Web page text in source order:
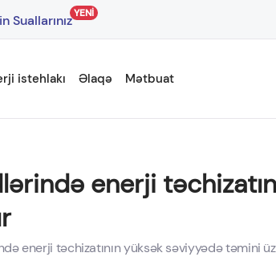
SuallarınızYENİ
istehlakı Əlaqə Mətbuat
enerji
enerji təchizatının yüksək səviyyədə təmini